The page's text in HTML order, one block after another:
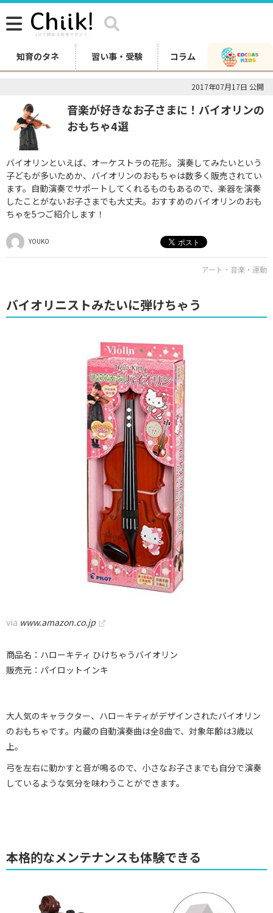
知育のタネ 習い事・受験 コラム
2017年07月17日 公開
音楽が好きなお子さまに！バイオリンの
おもちゃ4選
バイオリンといえば、オーケストラの花形。演奏してみたいという
子どもが多いためか、バイオリンのおもちゃは数多く販売されてい
ます。自動演奏でサポートしてくれるものもあるので、楽器を演奏
したことがないお子さまでも大丈夫。おすすめのバイオリンのおも
ちゃを5つご紹介します！
YOUKO
アート・音楽・運動
バイオリニストみたいに弾けちゃう
via www.amazon.co.jp
商品名：ハローキティ ひけちゃうバイオリン
販売元：パイロットインキ
大人気のキャラクター、ハローキティがデザインされたバイオリン
のおもちゃです。内蔵の自動演奏曲は全8曲で、対象年齢は3歳以
上。
弓を左右に動かすと音が鳴るので、小さなお子さまでも自分で演奏
しているような気分を味わうことができます。
本格的なメンテナンスも体験できる